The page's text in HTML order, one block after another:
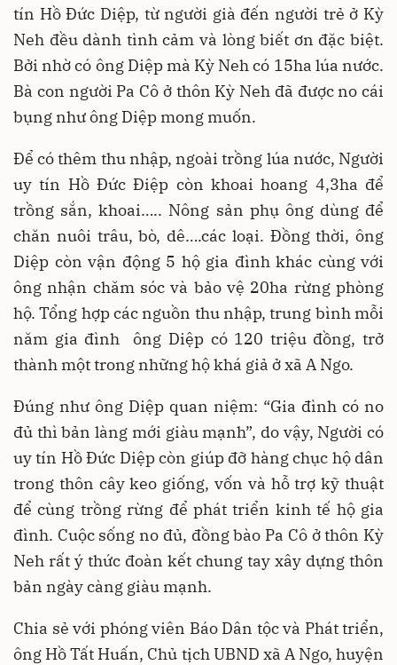
tín Hồ Đức Diệp, từ người già đến người trẻ ở Kỳ
Neh đều dành tình cảm và lòng biết ơn đặc biệt.
Bởi nhờ có ông Diệp mà Kỳ Neh có 15ha lúa nước.
Bà con người Pa Cô ở thôn Kỳ Neh đã được no cái
bụng như ông Diệp mong muốn.
Để có thêm thu nhập, ngoài trồng lúa nước, Người
uy tín Hồ Đức Điệp còn khoai hoang 4,3ha để
trồng sắn, khoai….. Nông sản phụ ông dùng để
chăn nuôi trâu, bò, dê….các loại. Đồng thời, ông
Diệp còn vận động 5 hộ gia đình khác cùng với
ông nhận chăm sóc và bảo vệ 20ha rừng phòng
hộ. Tổng hợp các nguồn thu nhập, trung bình mỗi
năm gia đình ông Diệp có 120 triệu đồng, trở
thành một trong những hộ khá giả ở xã A Ngo.
Đúng như ông Diệp quan niệm: “Gia đình có no
đủ thì bản làng mới giàu mạnh”, do vậy, Người có
uy tín Hồ Đức Diệp còn giúp đỡ hàng chục hộ dân
trong thôn cây keo giống, vốn và hỗ trợ kỹ thuật
để cùng trồng rừng để phát triển kinh tế hộ gia
đình. Cuộc sống no đủ, đồng bào Pa Cô ở thôn Kỳ
Neh rất ý thức đoàn kết chung tay xây dựng thôn
bản ngày càng giàu mạnh.
Chia sẻ với phóng viên Báo Dân tộc và Phát triển,
ông Hồ Tất Huấn, Chủ tịch UBND xã A Ngo, huyện